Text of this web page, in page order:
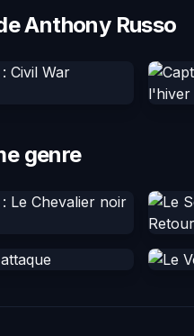
Anthony Russo
genre